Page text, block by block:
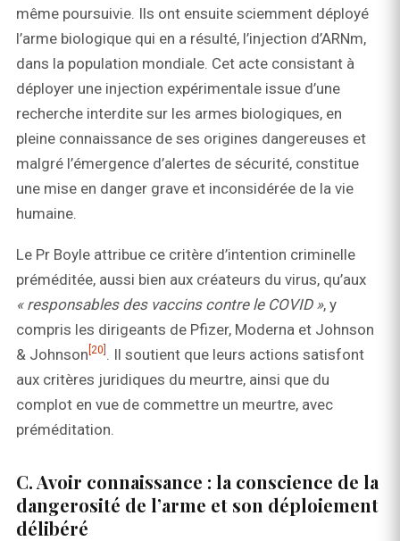
même poursuivie. Ils ont ensuite sciemment déployé
l’arme biologique qui en a résulté, l’injection d’ARNm,
dans la population mondiale. Cet acte consistant à
déployer une injection expérimentale issue d’une
recherche interdite sur les armes biologiques, en
pleine connaissance de ses origines dangereuses et
malgré l’émergence d’alertes de sécurité, constitue
une mise en danger grave et inconsidérée de la vie
humaine.
Le Pr Boyle attribue ce critère d’intention criminelle
préméditée, aussi bien aux créateurs du virus, qu’aux
« responsables des vaccins contre le COVID », y
compris les dirigeants de Pfizer, Moderna et Johnson
& Johnson [20] . Il soutient que leurs actions satisfont
aux critères juridiques du meurtre, ainsi que du
complot en vue de commettre un meurtre, avec
préméditation.
C. Avoir connaissance : la conscience de la
dangerosité de l’arme et son déploiement
délibéré